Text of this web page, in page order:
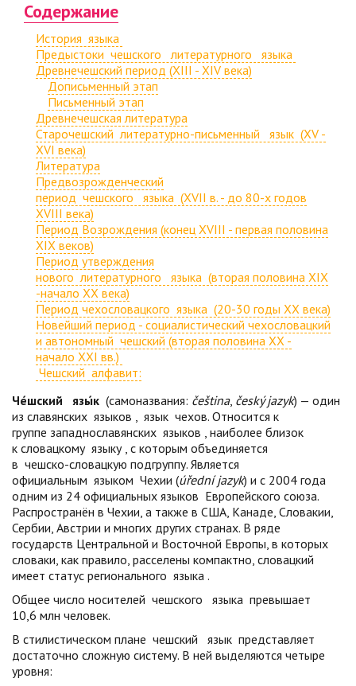
Содержание
История языка
Предыстоки чешского литературного языка
Древнечешский период (XIII - XIV века)
Дописьменный этап
Письменный этап
Древнечешская литература
Старочешский литературно-письменный язык (XV -
XVI века)
Литература
Предвозрожденческий
период чешского языка (XVII в. - до 80-х годов
XVIII века)
Период Возрождения (конец XVIII - первая половина
XIX веков)
Период утверждения
нового литературного языка (вторая половина XIX
-начало XX века)
Период чехословацкого языка (20-30 годы XX века)
Новейший период - социалистический чехословацкий
и автономный чешский (вторая половина XX -
начало XXI вв.)
Чешский алфавит:
Че́шский
язы́к (самоназвания: čeština, český jazyk) — один
из славянских языков , язык чехов. Относится к
группе западнославянских языков , наиболее близок
к словацкому языку , с которым объединяется
в чешско-словацкую подгруппу. Является
официальным языком Чехии (úřední jazyk) и с 2004 года
одним из 24 официальных языков Европейского союза.
Распространён в Чехии, а также в США, Канаде, Словакии,
Сербии, Австрии и многих других странах. В ряде
государств Центральной и Восточной Европы, в которых
словаки, как правило, расселены компактно, словацкий
имеет статус регионального языка .
Общее число носителей чешского языка превышает
10,6 млн человек.
В стилистическом плане чешский язык представляет
достаточно сложную систему. В ней выделяются четыре
уровня: